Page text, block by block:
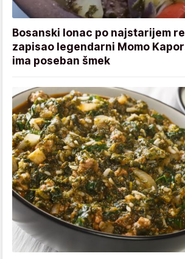
Bosanski lonac po najstarijem
zapisao legendarni Momo
ima poseban šmek